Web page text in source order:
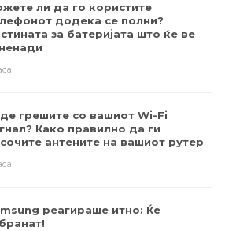
ли да го користите
додека се полни?
за батеријата што ќе ве
грешите со вашиот Wi-Fi
Како правилно да ги
антените на вашиот рутер
реагираше итно: Ќе